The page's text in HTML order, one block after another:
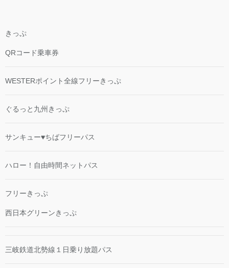
きっぷ
QRコード乗車券
WESTERポイント全線フリーきっぷ
ぐるっと九州きっぷ
サンキュー♥ちばフリーパス
ハロー！自由時間ネットパス
フリーきっぷ
西日本グリーンきっぷ
三岐鉄道北勢線１日乗り放題パス